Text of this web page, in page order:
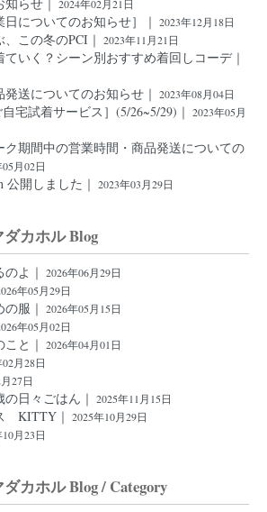
2024年02月21日
日についてのお知らせ］｜ 2023年12月18日
この冬のPCI｜ 2023年11月21日
いく？シーン別おすすめ着回しコーデ｜
送についてのお知らせ｜ 2023年08月04日
宅試着サービス］(5/26~5/29)｜ 2023年05月
ク期間中の営業時間・商品発送についての
月02日
公開しました｜ 2023年03月29日
カホル Blog
よ｜ 2026年06月29日
年05月29日
服｜ 2026年05月15日
年05月02日
と｜ 2026年04月01日
月28日
27日
日々ごはん｜ 2025年11月15日
KITTY｜ 2025年10月29日
月23日
カホル Blog / Category